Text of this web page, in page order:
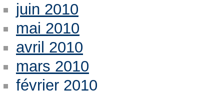
juin 2010
mai 2010
avril 2010
mars 2010
février 2010